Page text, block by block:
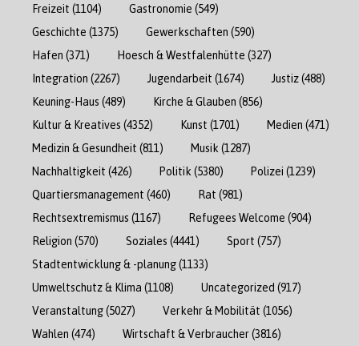
Freizeit (1104) Gastronomie (549)
Geschichte (1375) Gewerkschaften (590)
Hafen (371) Hoesch & Westfalenhütte (327)
Integration (2267) Jugendarbeit (1674) Justiz(488)
Keuning-Haus (489) Kirche & Glauben (856)
Kultur & Kreatives (4352) Kunst (1701) Medien (471)
Medizin & Gesundheit (811) Musik (1287)
Nachhaltigkeit (426) Politik (5380) Polizei (1239)
Quartiersmanagement (460) Rat (981)
Rechtsextremismus (1167) Refugees Welcome (904)
Religion (570) Soziales (4441) Sport (757)
Stadtentwicklung & -planung(1133)
Umweltschutz & Klima (1108) Uncategorized (917)
Veranstaltung(5027) Verkehr & Mobilität (1056)
Wahlen (474) Wirtschaft & Verbraucher(3816)